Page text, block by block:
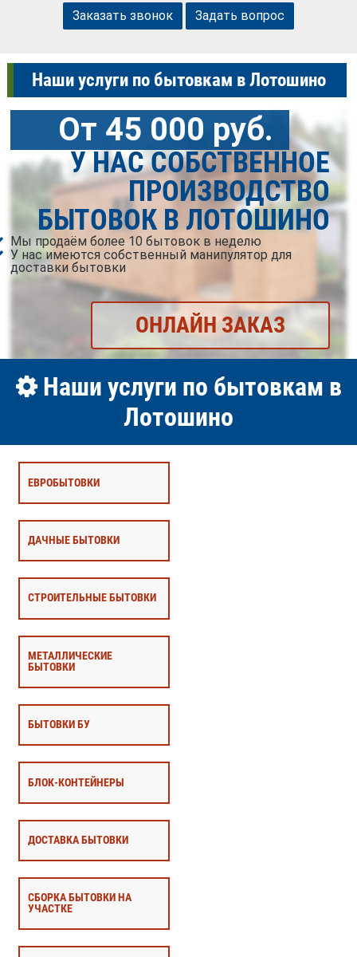
Заказать звонок Задать вопрос
Наши услуги по бытовкам в Лотошино
От 45 000 руб.
У НАС СОБСТВЕННОЕ
ПРОИЗВОДСТВО
БЫТОВОК В ЛОТОШИНО
Мы продаём более 10 бытовок в неделю
У нас имеются собственный манипулятор для
доставки бытовки
ОНЛАЙН ЗАКАЗ
Наши услуги по бытовкам в
Лотошино
ЕВРОБЫТОВКИ
ДАЧНЫЕ БЫТОВКИ
СТРОИТЕЛЬНЫЕ БЫТОВКИ
МЕТАЛЛИЧЕСКИЕ
БЫТОВКИ
БЫТОВКИ БУ
БЛОК-КОНТЕЙНЕРЫ
ДОСТАВКА БЫТОВКИ
СБОРКА БЫТОВКИ НА
УЧАСТКЕ